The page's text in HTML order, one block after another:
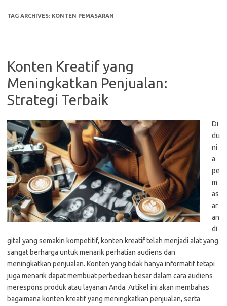
TAG ARCHIVES: KONTEN PEMASARAN
Konten Kreatif yang
Meningkatkan Penjualan:
Strategi Terbaik
Di
du
ni
a
pe
m
as
ar
an
di
gital yang semakin kompetitif, konten kreatif telah menjadi alat yang
sangat berharga untuk menarik perhatian audiens dan
meningkatkan penjualan. Konten yang tidak hanya informatif tetapi
juga menarik dapat membuat perbedaan besar dalam cara audiens
merespons produk atau layanan Anda. Artikel ini akan membahas
bagaimana konten kreatif yang meningkatkan penjualan, serta